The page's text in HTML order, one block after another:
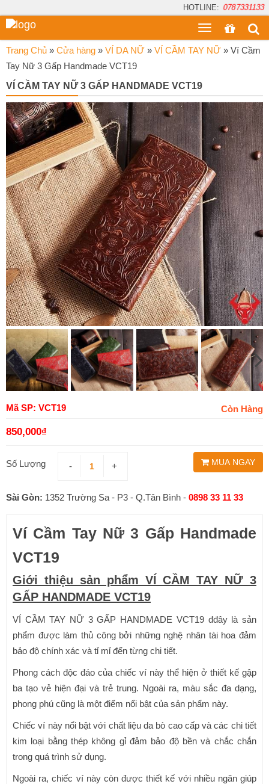
HOTLINE: 0787331133
Toggle
menu
Trang Chủ » Cửa hàng » VÍ DA NỮ » VÍ CẦM TAY NỮ » Ví Cầm
Tay Nữ 3 Gấp Handmade VCT19
VÍ CẦM TAY NỮ 3 GẤP HANDMADE VCT19
Mã SP: VCT19 Còn Hàng
850,000₫
Số Lượng - + MUA NGAY
Sài Gòn: 1352 Trường Sa - P3 - Q.Tân Bình - 0898 33 11 33
Ví Cầm Tay Nữ 3 Gấp Handmade
VCT19
Giới thiệu sản phẩm VÍ CẦM TAY NỮ 3
GẤP HANDMADE VCT19
VÍ CẦM TAY NỮ 3 GẤP HANDMADE VCT19 đđây là sản
phẩm được làm thủ công bởi những nghệ nhân tài hoa đảm
bảo độ chính xác và tỉ mỉ đến từng chi tiết.
Phong cách độc đáo của chiếc ví này thể hiện ở thiết kế gập
ba tạo vẻ hiện đại và trẻ trung. Ngoài ra, màu sắc đa dạng,
phong phú cũng là một điểm nổi bật của sản phẩm này.
Chiếc ví này nổi bật với chất liệu da bò cao cấp và các chi tiết
kim loại bằng thép không gỉ đảm bảo độ bền và chắc chắn
trong quá trình sử dụng.
Ngoài ra, chiếc ví này còn được thiết kế với nhiều ngăn giúp